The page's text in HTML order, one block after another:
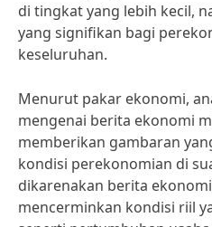
di tingkat yang lebih kecil,
yang signifikan bagi
keseluruhan.
Menurut pakar ekonomi,
mengenai berita ekonomi
memberikan gambaran
kondisi perekonomian di
dikarenakan berita
mencerminkan kondisi riil